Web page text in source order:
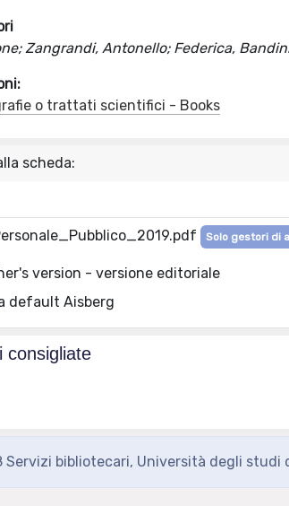
Zangrandi, Antonello; Federica,
o trattati scientifici - Books
scheda:
Solo gestori di
version - versione editoriale
default Aisberg
consigliate
bibliotecari, Università degli studi